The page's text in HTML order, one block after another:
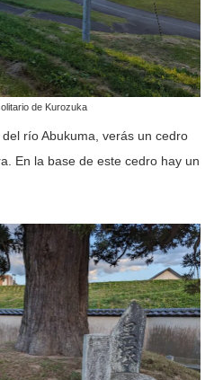
de Kurozuka
río Abukuma, verás un cedro
En la base de este cedro hay un